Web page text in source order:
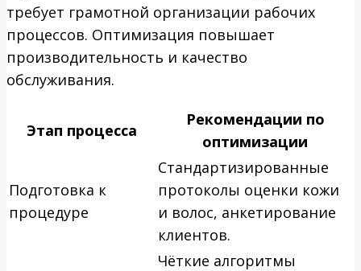
требует грамотной организации рабочих
процессов. Оптимизация повышает
производительность и качество
обслуживания.
Этап процесса
Рекомендации по
оптимизации
Подготовка к
процедуре
Стандартизированные
протоколы оценки кожи
и волос, анкетирование
клиентов.
Чёткие алгоритмы